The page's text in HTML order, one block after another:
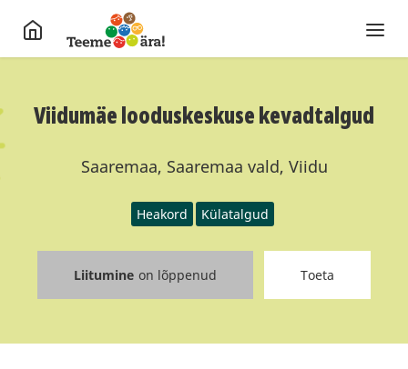
Viidumäe looduskeskuse kevadtalgud
Saaremaa, Saaremaa vald, Viidu
Heakord Külatalgud
Liitumine on lõppenud Toeta